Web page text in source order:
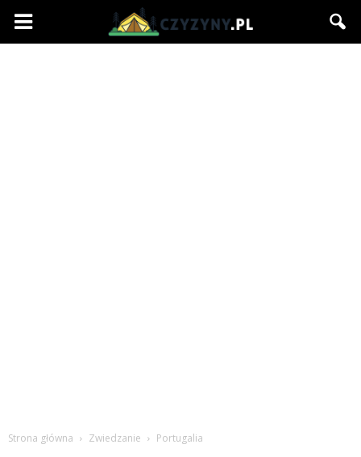
Czyzyny.pl
Strona główna Zwiedzanie Portugalia